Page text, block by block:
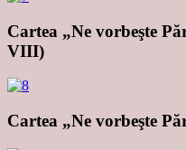
Cartea „Ne vorbeşte
VIII)
Cartea „Ne vorbeşte